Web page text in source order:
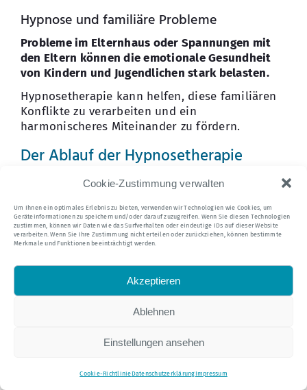
Cookie-Zustimmung verwalten
Um Ihnen ein optimales Erlebnis zu bieten, verwenden wir Technologien wie Cookies, um
Geräteinformationen zu speichern und/oder darauf zuzugreifen. Wenn Sie diesen Technologien
zustimmen, können wir Daten wie das Surfverhalten oder eindeutige IDs auf dieser Website
verarbeiten. Wenn Sie Ihre Zustimmung nicht erteilen oder zurückziehen, können bestimmte
Merkmale und Funktionen beeinträchtigt werden.
Akzeptieren
Ablehnen
Einstellungen ansehen
Cookie-RichtlinieDatenschutzerklärungImpressum
Hypnose und familiäre Probleme
Probleme im Elternhaus oder Spannungen mit
den Eltern können die emotionale Gesundheit
von Kindern und Jugendlichen stark belasten.
Hypnosetherapie kann helfen, diese familiären
Konflikte zu verarbeiten und ein
harmonischeres Miteinander zu fördern.
Der Ablauf der Hypnosetherapie
Erstgespräch und Anamnese
Zu Beginn der Behandlung führt der
Hypnosetherapeut ein ausführliches Gespräch
mit dem Kind bzw. Jugendlichen sowie mit den
spezifischen Probleme zu verstehen.
Dies bildet die Grundlage für die individuelle
Die Trance-Induktion
Kind oder der Jugendliche in den Zustand der